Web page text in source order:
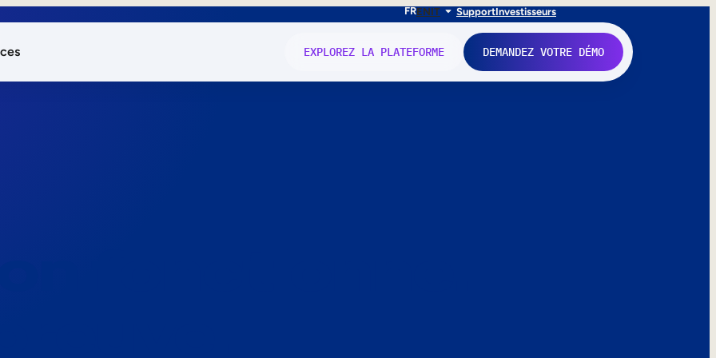
FRENIT SupportInvestisseurs
EXPLOREZ LA PLATEFORME DEMANDEZ VOTRE DÉMO